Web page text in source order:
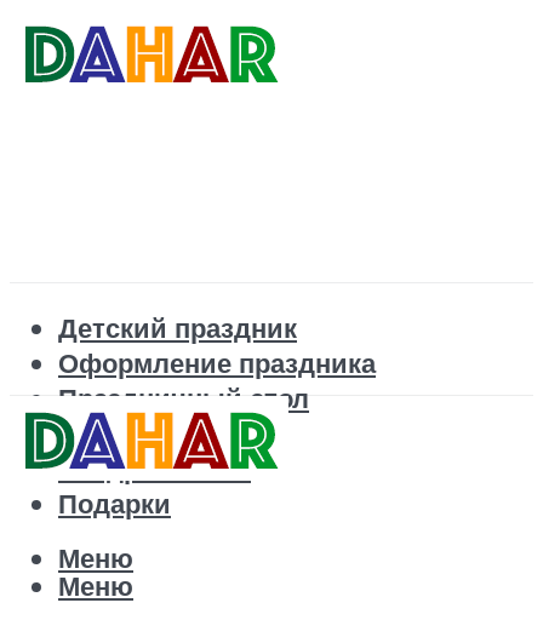
Детский праздник
Оформление праздника
Праздничный стол
Корпоратив
Поздравления
Подарки
Меню
Меню